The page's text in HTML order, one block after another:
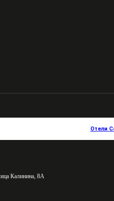
Отели
Калинина, 8А